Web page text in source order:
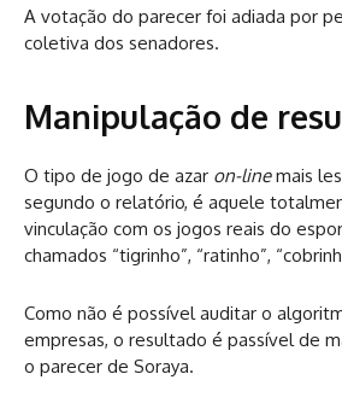
A votação do parecer foi adiada por
coletiva dos senadores.
Manipulação de
O tipo de jogo de azar on-linemais
segundo o relatório, é aquele
vinculação com os jogos reais do
chamados “tigrinho”, “ratinho”,
Como não é possível auditar o
empresas, o resultado é passível de
o parecer de Soraya.